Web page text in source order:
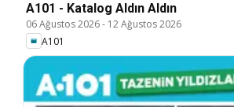
A101 - Katalog Aldın Aldın
06 Ağustos 2026- 12 Ağustos 2026
A101